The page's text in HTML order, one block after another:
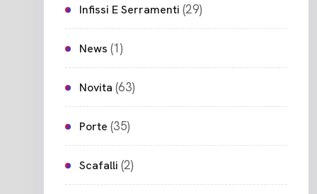
Infissi E Serramenti (29)
News (1)
Novita (63)
Porte (35)
Scafalli (2)